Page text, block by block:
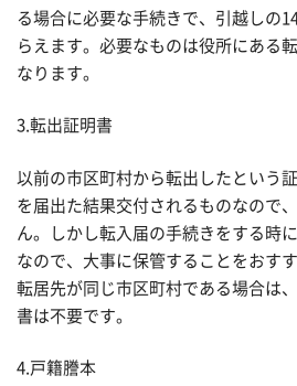
る場合に必要な手続きで、引越しの
らえます。必要なものは役所にある
なります。
3.転出証明書
以前の市区町村から転出したという
を届出た結果交付されるものなので
ん。しかし転入届の手続きをする時
なので、大事に保管することをおす
転居先が同じ市区町村である場合は
書は不要です。
4.戸籍謄本